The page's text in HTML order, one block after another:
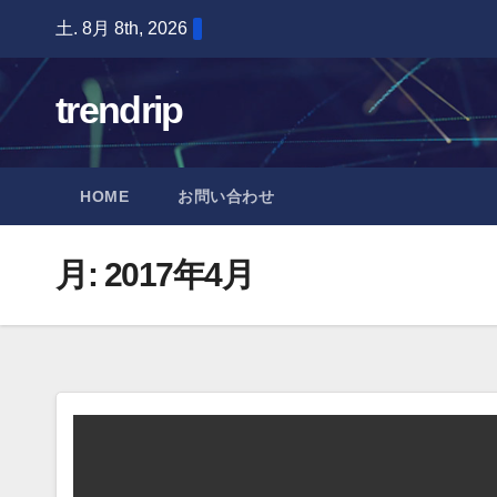
content
土. 8月 8th, 2026
trendrip
HOME お問い合わせ
月: 2017年4月